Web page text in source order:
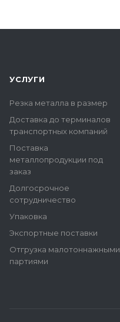
УСЛУГИ
Резка металла в размер
Доставка до терминалов
транспортных компаний
Поставка
металлопродукции под
заказ
Долгосрочное
сотрудничество
Упаковка
Экспортные поставки
Отгрузка малотоннажными
партиями